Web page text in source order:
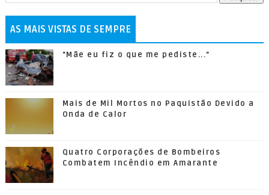
AS MAIS VISTAS DE SEMPRE
"Mãe eu fiz o que me pediste..."
Mais de Mil Mortos no Paquistão Devido a
Onda de Calor
Quatro Corporações de Bombeiros
Combatem Incêndio em Amarante